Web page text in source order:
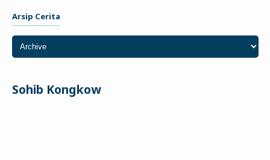
Arsip Cerita
Sohib Kongkow